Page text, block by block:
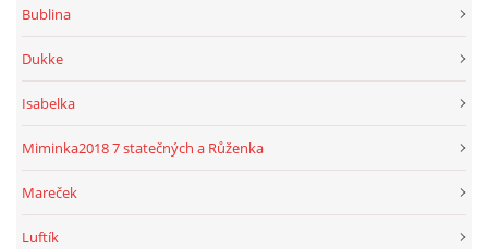
Bublina
Dukke
Isabelka
Miminka2018 7 statečných a Růženka
Mareček
Luftík